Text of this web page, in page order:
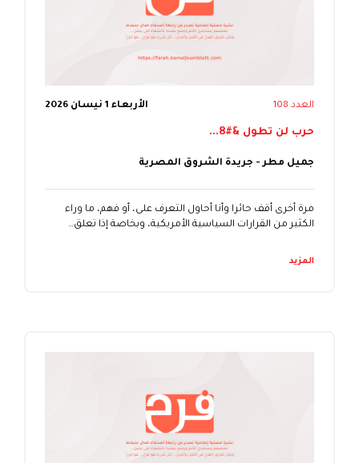
العدد 108 الأربعاء 1 نيسان 2026
حرب لن تطول &#8...
جميل مطر - جريدة الشروق المصرية
مرة أخرى أقف حائرا وأنا أحاول التعرف على، أو فهم، ما وراء
الكثير من القرارات السياسية الأمريكية، وبخاصة إذا تعلق…
المزيد